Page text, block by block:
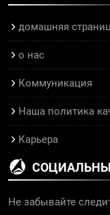
домашняя
о нас
Коммуникация
Наша политика
Карьера
Не забывайте